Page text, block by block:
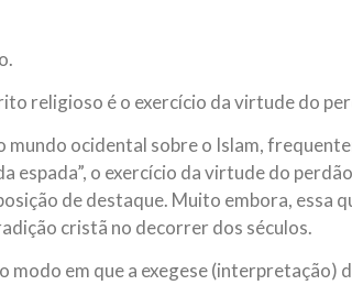
da data em que
Al-Ábidin” (Formosura
Centro
Na noite da
sede, em
do Irã, Sr.
religioso é o exercício da virtude do
mundo ocidental sobre o Islam,
o exercício da virtude do
de destaque. Muito embora, essa
cristã no decorrer dos séculos.
em que a exegese (interpretação)